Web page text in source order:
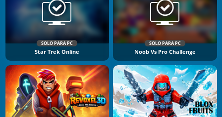
SOLO PARA PC
Star Trek Online
SOLO PARA PC
Noob Vs Pro Challenge